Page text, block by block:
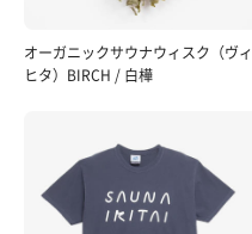
オーガニックサウナウィスク（ヴィ
ヒタ）BIRCH / 白樺